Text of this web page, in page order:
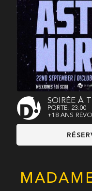
SOIRÉE À
PORTE: 23:00
+18 ANS